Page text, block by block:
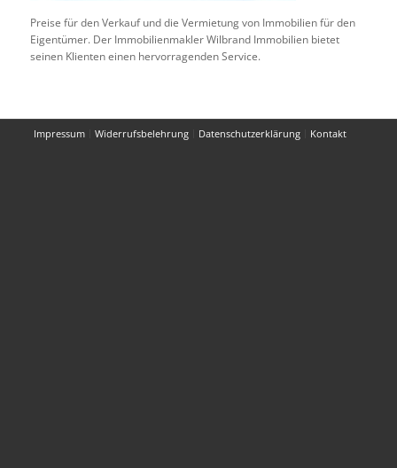
Preise für den Verkauf und die Vermietung von Immobilien für den
Eigentümer. Der Immobilienmakler Wilbrand Immobilien bietet
seinen Klienten einen hervorragenden Service.
Impressum Widerrufsbelehrung Datenschutzerklärung Kontakt